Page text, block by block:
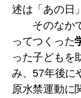
述は「あの日
そのなかで
ってつくった
った子どもを
み、57年後に
原水禁運動に